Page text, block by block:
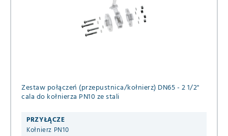
Zestaw połączeń (przepustnica/kołnierz) DN65 - 2 1/2"
cala do kołnierza PN10 ze stali
PRZYŁĄCZE
Kołnierz PN10